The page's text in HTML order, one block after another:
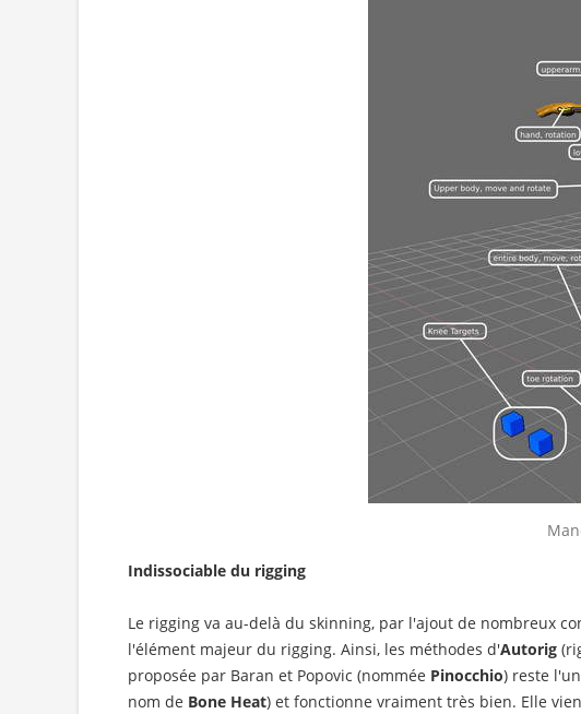
Indissociable du rigging
Le rigging va au-delà du skinning, par l'ajout de nombreux
l'élément majeur du rigging. Ainsi, les méthodes d'Autorig
proposée par Baran et Popovic (nommée Pinocchio) reste
nom de Bone Heat) et fonctionne vraiment très bien. Elle